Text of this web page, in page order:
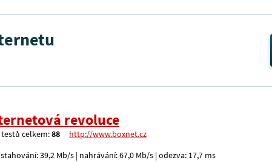
revoluce
testů celkem:88
http://www.boxnet.cz
stahování: 39,2 Mb/s | nahrávání: 67,0 Mb/s | odezva: 17,7 ms